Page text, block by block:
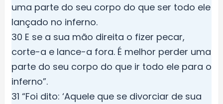
uma parte do seu corpo do que ser todo ele
lançado no inferno.
30 E se a sua mão direita o fizer pecar,
corte-a e lance-a fora. É melhor perder uma
parte do seu corpo do que ir todo ele para o
inferno”.
31 “Foi dito: ‘Aquele que se divorciar de sua